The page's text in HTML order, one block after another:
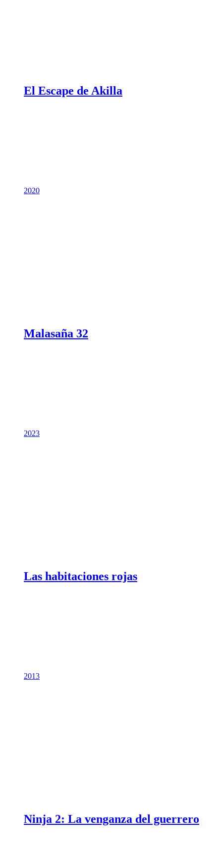
El Escape de Akilla
2020
Malasaña 32
2023
Las habitaciones rojas
2013
Ninja 2: La venganza del guerrero